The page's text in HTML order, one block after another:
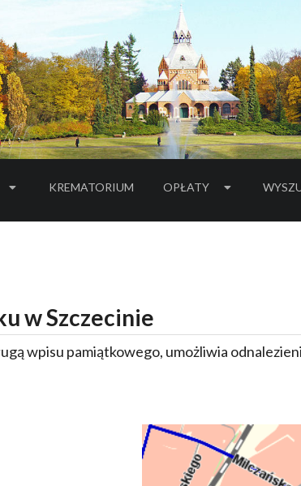
KREMATORIUM OPŁATY
w Szczecinie
wpisu pamiątkowego, umożliwia